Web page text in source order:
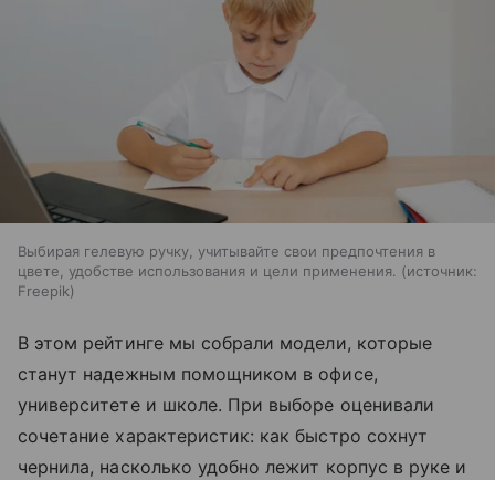
Выбирая гелевую ручку, учитывайте свои предпочтения в
цвете, удобстве использования и цели применения.
источник:
Freepik
В этом рейтинге мы собрали модели, которые
станут надежным помощником в офисе,
университете и школе. При выборе оценивали
сочетание характеристик: как быстро сохнут
чернила, насколько удобно лежит корпус в руке и